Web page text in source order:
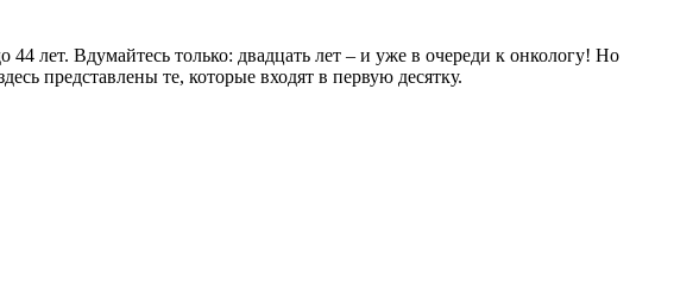
лет. Вдумайтесь только: двадцать лет – и уже в очереди к онкологу! Но
представлены те, которые входят в первую десятку.